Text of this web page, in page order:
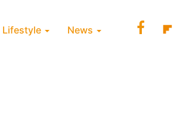
Lifestyle News